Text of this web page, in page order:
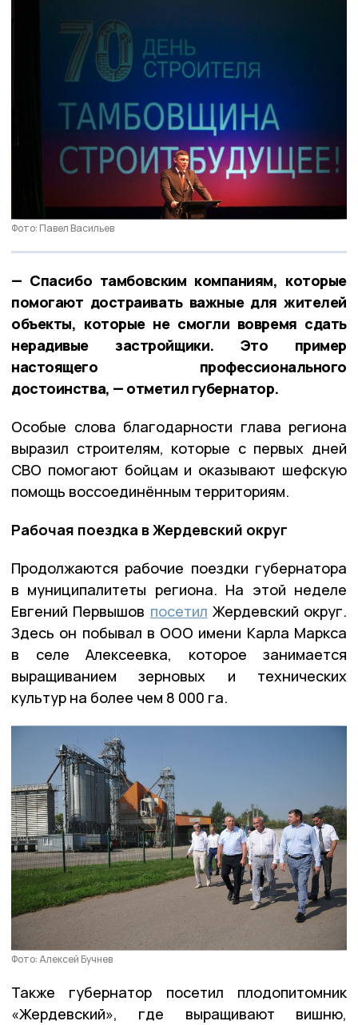
Фото: Павел Васильев
— Спасибо тамбовским компаниям, которые
помогают достраивать важные для жителей
объекты, которые не смогли вовремя сдать
нерадивые застройщики. Это пример
настоящего профессионального
достоинства, — отметил губернатор.
Особые слова благодарности глава региона
выразил строителям, которые с первых дней
СВО помогают бойцам и оказывают шефскую
помощь воссоединённым территориям.
Рабочая поездка в Жердевский округ
Продолжаются рабочие поездки губернатора
в муниципалитеты региона. На этой неделе
Евгений Первышов посетил Жердевский округ.
Здесь он побывал в ООО имени Карла Маркса
в селе Алексеевка, которое занимается
выращиванием зерновых и технических
культур на более чем 8 000 га.
Фото: Алексей Бучнев
Также губернатор посетил плодопитомник
«Жердевский», где выращивают вишню,